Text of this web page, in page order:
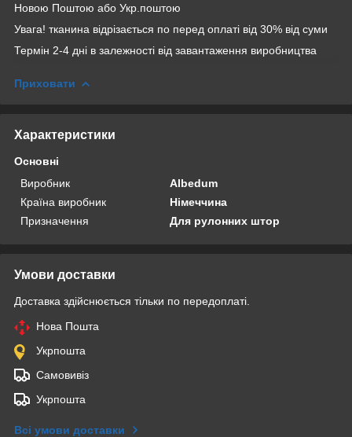
Новою Поштою або Укр.поштою
Увага! тканина відрізається по перед оплаті від 30% від суми
Термін 2-4 дні в залежності від завантаження виробництва
Приховати
Характеристики
Основні
Виробник
Albedum
Країна виробник
Німеччина
Призначення
Для рулонних штор
Умови доставки
Доставка здійснюється тільки по передоплаті.
Нова Пошта
Укрпошта
Самовивіз
Укрпошта
Всі умови доставки